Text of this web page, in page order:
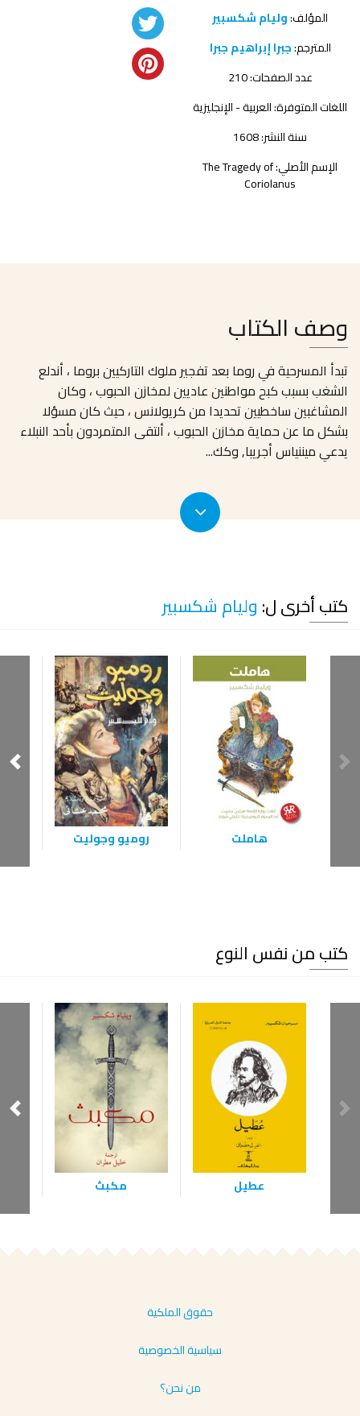
المؤلف:وليام شكسبير
المترجم:جبرا إبراهيم جبرا
عدد الصفحات: 210
اللغات المتوفرة: العربية - الإنجليزية
سنة النشر: 1608
الإسم الأصلي: The Tragedy of
Coriolanus
وصف الكتاب
تبدأ المسرحية في روما بعد تفجير ملوك التاركيين بروما ، أندلع
الشغب بسبب كبح مواطنين عاديين لمخازن الحبوب ، وكان
المشاغبين ساخطيين تحديدا من كريولانس ، حيث كان مسؤلا
بشكل ما عن حماية مخازن الحبوب ، ألتقى المتمردون بأحد النبلاء
يدعي ميننياس أجريبا, وكك...
كتب أخرى ل: وليام شكسبير
هاملت روميو وجوليت
كتب من نفس النوع
عطيل مكبث
حقوق الملكية
سياسية الخصوصية
من نحن؟